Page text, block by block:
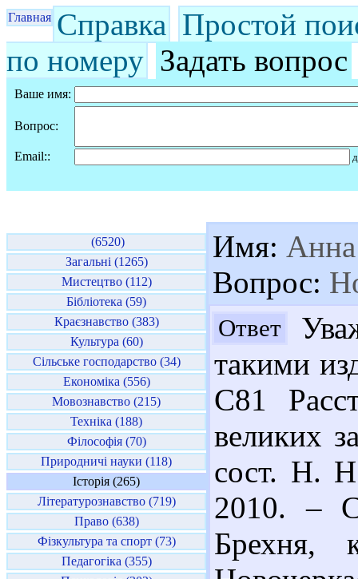
Главная Справка Простой
по номеру Задать вопрос
Ваше имя:
Вопрос:
Email::
(6520)
Загальні (1265)
Мистецтво (112)
Бібліотека (59)
Краєзнавство (383)
Культура (60)
Сільське господарство (34)
Економіка (556)
Мовознавство (215)
Техніка (188)
Філософія (70)
Природничі науки (118)
Історія (265)
Літературознавство (719)
Право (638)
Фізкультура та спорт (73)
Педагогіка (355)
Имя: Анна
Вопрос:
Ответ
такими
С81
великих
сост. Н.
2010. –
Брехня,